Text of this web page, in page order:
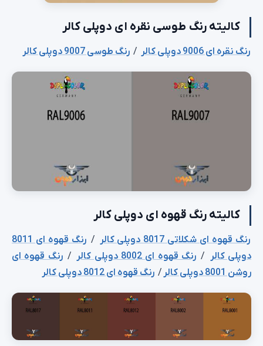
کالیته رنگ طوسی نقره ای دوپلی کالر
رنگ نقره ای 9006 دوپلی کالر / رنگ طوسی 9007 دوپلی کالر
کالیته رنگ قهوه ای دوپلی کالر
رنگ قهوه ای شکلاتی 8017 دوپلی کالر /
رنگ قهوه ای 8011
دوپلی کالر
/ رنگ قهوه ای 8002 دوپلی کالر / رنگ قهوه ای
روشن 8001 دوپلی کالر
/ رنگ قهوه ای 8012 دوپلی کالر